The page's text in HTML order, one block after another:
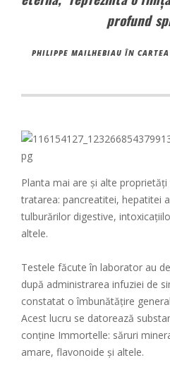
profund
PHILIPPE MAILHEBIAU ÎN
Planta mai are și alte
tratarea: pancreatitei, hepatitei
tulburărilor digestive,
altele.
Testele făcute în laborator au
după administrarea infuziei de
constatat o îmbunătățire
Acest lucru se datorează
conține Immortelle: săruri
amare, flavonoide și altele.